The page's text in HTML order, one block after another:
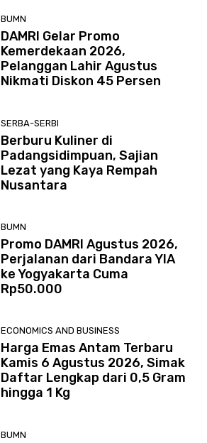
BUMN
DAMRI Gelar Promo
Kemerdekaan 2026,
Pelanggan Lahir Agustus
Nikmati Diskon 45 Persen
SERBA-SERBI
Berburu Kuliner di
Padangsidimpuan, Sajian
Lezat yang Kaya Rempah
Nusantara
BUMN
Promo DAMRI Agustus 2026,
Perjalanan dari Bandara YIA
ke Yogyakarta Cuma
Rp50.000
ECONOMICS AND BUSINESS
Harga Emas Antam Terbaru
Kamis 6 Agustus 2026, Simak
Daftar Lengkap dari 0,5 Gram
hingga 1 Kg
BUMN